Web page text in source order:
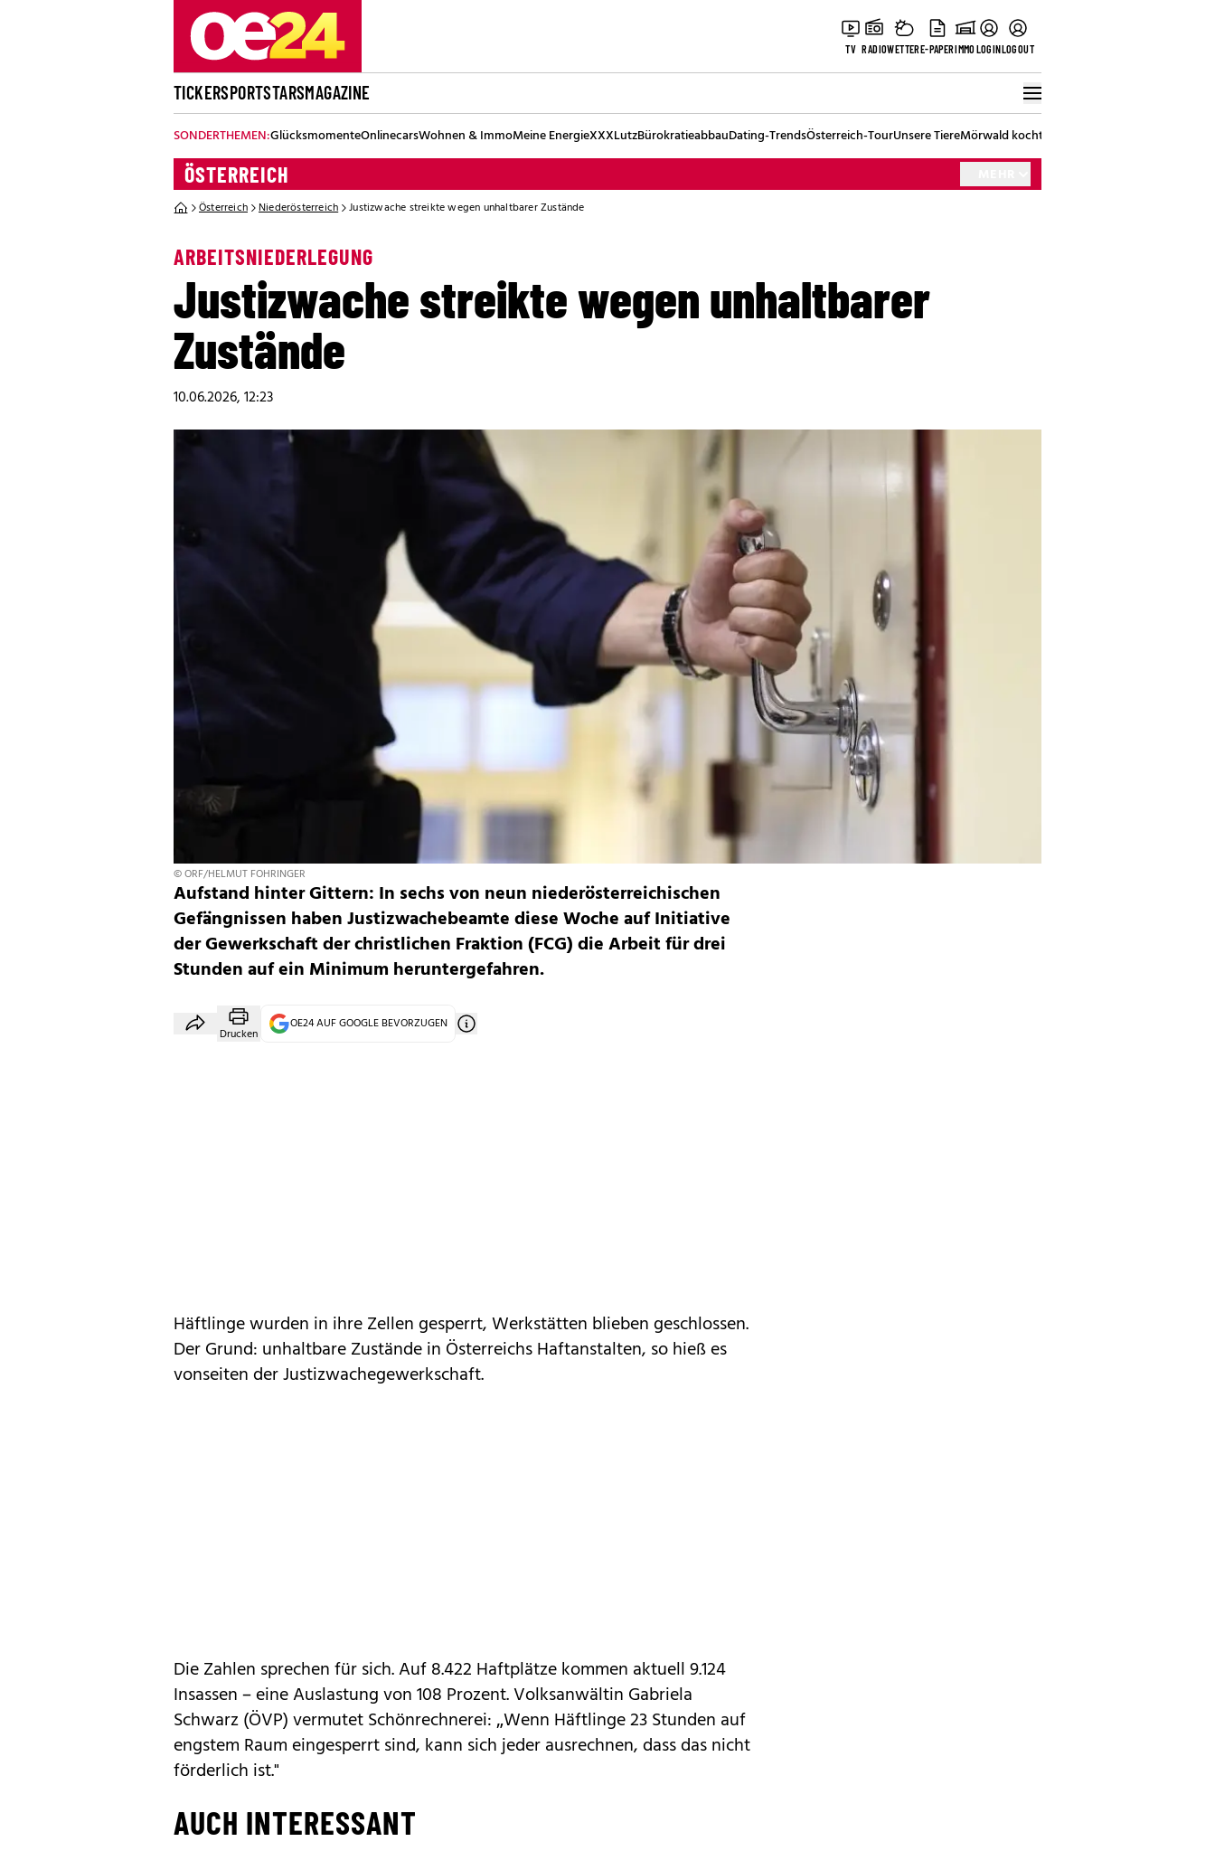
TV RADIOWETTERE-PAPERIMMOLOGINLOGOUT
TICKERSPORTSTARSMAGAZINE
SONDERTHEMEN:GlücksmomenteOnlinecarsWohnen & ImmoMeine EnergieXXXLutzBürokratieabbauDating-TrendsÖsterreich-TourUnsere TiereMörwald kocht
ÖSTERREICH
Österreich Niederösterreich Justizwache streikte wegen unhaltbarer Zustände
ARBEITSNIEDERLEGUNG
Justizwache streikte wegen unhaltbarer
Zustände
10.06.2026, 12:23
© ORF/HELMUT FOHRINGER
Aufstand hinter Gittern: In sechs von neun niederösterreichischen
Gefängnissen haben Justizwachebeamte diese Woche auf Initiative
der Gewerkschaft der christlichen Fraktion (FCG) die Arbeit für drei
Stunden auf ein Minimum heruntergefahren.
Drucken
OE24 AUF GOOGLE BEVORZUGEN
Häftlinge wurden in ihre Zellen gesperrt, Werkstätten blieben geschlossen.
Der Grund: unhaltbare Zustände in Österreichs Haftanstalten, so hieß es
vonseiten der Justizwachegewerkschaft.
Die Zahlen sprechen für sich. Auf 8.422 Haftplätze kommen aktuell 9.124
Insassen – eine Auslastung von 108 Prozent. Volksanwältin Gabriela
Schwarz (ÖVP) vermutet Schönrechnerei: „Wenn Häftlinge 23 Stunden auf
engstem Raum eingesperrt sind, kann sich jeder ausrechnen, dass das nicht
förderlich ist."
AUCH INTERESSANT